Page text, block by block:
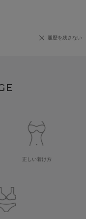
履歴を残さない
正しい着け方